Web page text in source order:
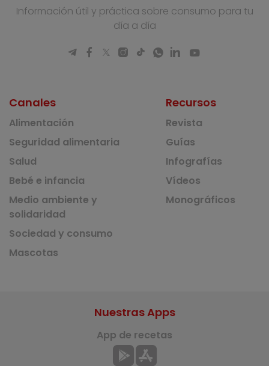
Información útil y práctica sobre consumo para tu
día a día
Canales
Alimentación
Seguridad alimentaria
Salud
Bebé e infancia
Medio ambiente y
solidaridad
Sociedad y consumo
Mascotas
Recursos
Revista
Guías
Infografías
Vídeos
Monográficos
Nuestras Apps
App de recetas